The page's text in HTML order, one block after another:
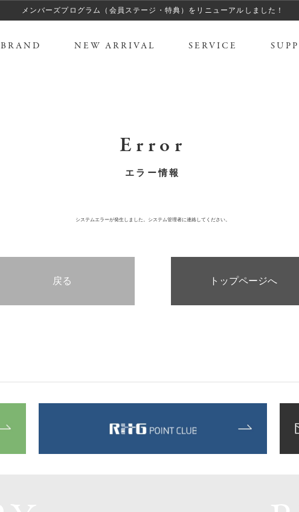
メンバーズプログラム（会員ステージ・特典）をリニューアルしました！
BRAND NEW ARRIVAL SERVICE
Error
エラー情報
システムエラーが発生しました。システム管理者に連絡してください。
戻る トップページへ